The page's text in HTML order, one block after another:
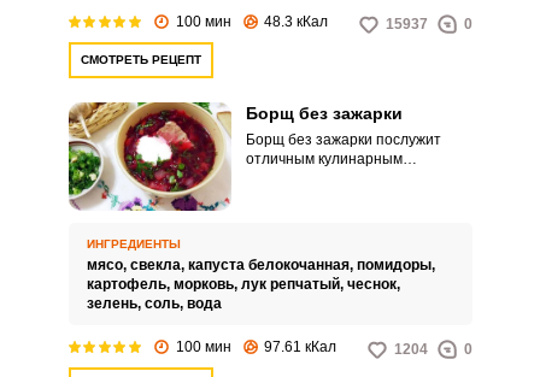
100 мин 48.3 кКал 15937 0
СМОТРЕТЬ РЕЦЕПТ
Борщ без зажарки
Борщ без зажарки послужит
отличным кулинарным
полезным.
ИНГРЕДИЕНТЫ
мясо, свекла, капуста белокочанная, помидоры,
картофель, морковь, лук репчатый, чеснок,
зелень, соль, вода
100 мин 97.61 кКал 1204 0